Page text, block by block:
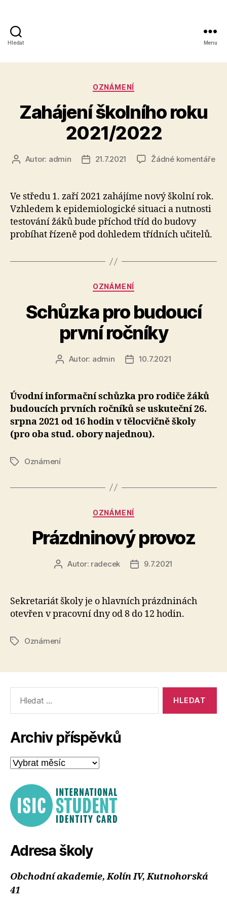
Hledat
akademie,
Kolín
IV,
Kutnohorská
41
Menu
Rubriky
OZNÁMENÍ
Zahájení školního roku
2021/2022
AutorAutor: admin
Datum
21.7.2021 Žádné komentářeu
Ve středu 1. zaří 2021 zahájíme nový školní rok.
Vzhledem k epidemiologické situaci a nutnosti
testování žáků bude příchod tříd do budovy
probíhat řízeně pod dohledem třídních učitelů.
Rubriky
OZNÁMENÍ
Schůzka pro budoucí
první ročníky
AutorAutor: admin
Datum
10.7.2021
Úvodní informační schůzka pro rodiče žáků
budoucích prvních ročníků se uskuteční 26.
srpna 2021 od 16 hodin v tělocvičně školy
(pro oba stud. obory najednou).
ŠtítkyOznámení
Rubriky
OZNÁMENÍ
Prázdninový provoz
AutorAutor: radecek
Datum
9.7.2021
Sekretariát školy je o hlavních prázdninách
otevřen v pracovní dny od 8 do 12 hodin.
ŠtítkyOznámení
vyhledávání:
Archiv příspěvků
Archiv
příspěvků
Adresa školy
Obchodní akademie, Kolín IV, Kutnohorská
41